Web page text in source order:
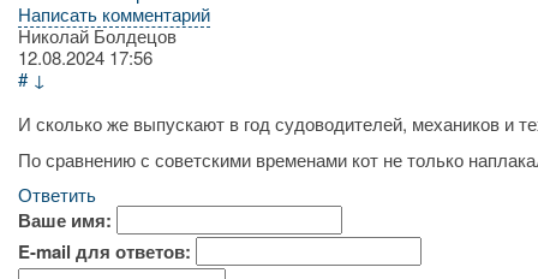
Написать комментарий
Николай Болдецов
12.08.2024 17:56
# ↓
И сколько же выпускают в год судоводителей, механиков и
По сравнению с советскими временами кот не только
Ответить
Ваше имя:
E-mail для ответов: